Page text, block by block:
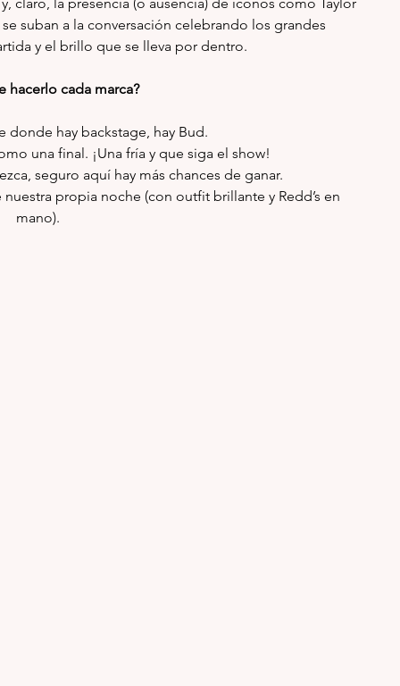
suban a la conversación celebrando los grandes
y el brillo que se lleva por dentro.
hacerlo cada marca?
donde hay backstage, hay Bud.
una final. ¡Una fría y que siga el show!
seguro aquí hay más chances de ganar.
propia noche (con outfit brillante y Redd’s en
mano).